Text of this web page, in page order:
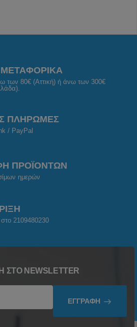
των 80€ (Αττική) ή άνω των 300€
ΠΛΗΡΩΜΕΣ
/ PayPal
ΠΡΟΪΟΝΤΩΝ
ημερών
2109480230
ΣΤΟ NEWSLETTER
ΕΓΓΡΑΦΉ